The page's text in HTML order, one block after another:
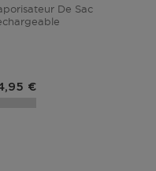
De Sac
du produit
€